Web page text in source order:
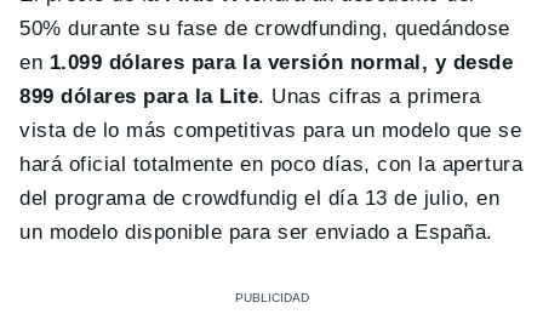
50% durante su fase de crowdfunding, quedándose
en 1.099 dólares para la versión normal, y desde
899 dólares para la Lite. Unas cifras a primera
vista de lo más competitivas para un modelo que se
hará oficial totalmente en poco días, con la apertura
del programa de crowdfundig el día 13 de julio, en
un modelo disponible para ser enviado a España.